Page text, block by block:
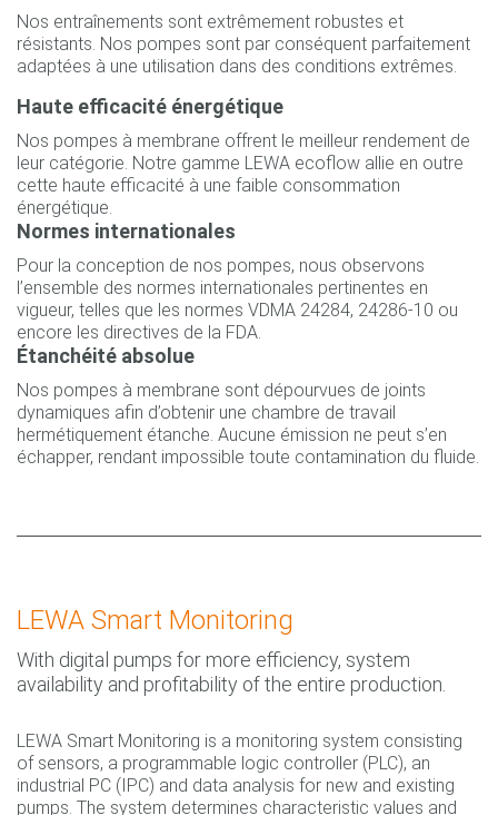
Nos entraînements sont extrêmement robustes et
résistants. Nos pompes sont par conséquent parfaitement
adaptées à une utilisation dans des conditions extrêmes.
Haute efficacité énergétique
Nos pompes à membrane offrent le meilleur rendement de
leur catégorie. Notre gamme LEWA ecoflow allie en outre
cette haute efficacité à une faible consommation
énergétique.
Normes internationales
Pour la conception de nos pompes, nous observons
l’ensemble des normes internationales pertinentes en
vigueur, telles que les normes VDMA 24284, 24286-10 ou
encore les directives de la FDA.
Étanchéité absolue
Nos pompes à membrane sont dépourvues de joints
dynamiques afin d’obtenir une chambre de travail
hermétiquement étanche. Aucune émission ne peut s’en
échapper, rendant impossible toute contamination du fluide.
LEWA Smart Monitoring
With digital pumps for more efficiency, system
availability and profitability of the entire production.
LEWA Smart Monitoring is a monitoring system consisting
of sensors, a programmable logic controller (PLC), an
industrial PC (IPC) and data analysis for new and existing
pumps. The system determines characteristic values and